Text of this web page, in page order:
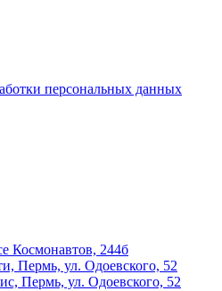
персональных данных
Космонавтов, 244б
Пермь, ул. Одоевского, 52
Пермь, ул. Одоевского, 52